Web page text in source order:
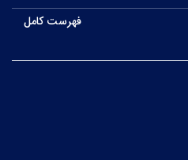
فهرست کامل